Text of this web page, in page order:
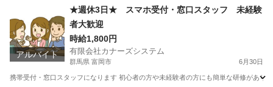
那須烏山市 携帯ショップ スタッフ
アルバイト
★週休3日★ スマホ受付・窓口スタッフ 未経験
者大歓迎
時給1,800円
有限会社カナーズシステム
群馬県 富岡市 6月30日
携帯受付・窓口スタッフになります 初心者の方や未経験者の方にも簡単な研修があ